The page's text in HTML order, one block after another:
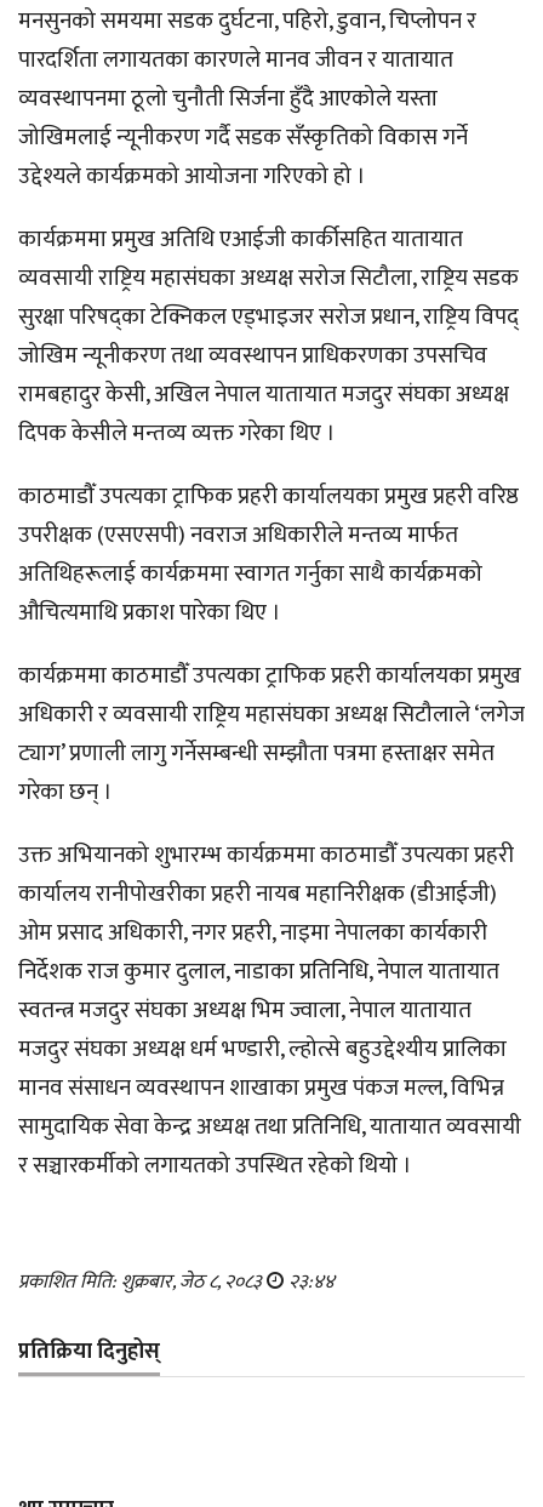
मनसुनको समयमा सडक दुर्घटना, पहिरो, डुवान, चिप्लोपन र
पारदर्शिता लगायतका कारणले मानव जीवन र यातायात
व्यवस्थापनमा ठूलो चुनौती सिर्जना हुँदै आएकोले यस्ता
जोखिमलाई न्यूनीकरण गर्दै सडक सँस्कृतिको विकास गर्ने
उद्देश्यले कार्यक्रमको आयोजना गरिएको हो ।
कार्यक्रममा प्रमुख अतिथि एआईजी कार्कीसहित यातायात
व्यवसायी राष्ट्रिय महासंघका अध्यक्ष सरोज सिटौला, राष्ट्रिय सडक
सुरक्षा परिषद्का टेक्निकल एड्भाइजर सरोज प्रधान, राष्ट्रिय विपद्
जोखिम न्यूनीकरण तथा व्यवस्थापन प्राधिकरणका उपसचिव
रामबहादुर केसी, अखिल नेपाल यातायात मजदुर संघका अध्यक्ष
दिपक केसीले मन्तव्य व्यक्त गरेका थिए ।
काठमाडौँ उपत्यका ट्राफिक प्रहरी कार्यालयका प्रमुख प्रहरी वरिष्ठ
उपरीक्षक (एसएसपी) नवराज अधिकारीले मन्तव्य मार्फत
अतिथिहरूलाई कार्यक्रममा स्वागत गर्नुका साथै कार्यक्रमको
औचित्यमाथि प्रकाश पारेका थिए ।
कार्यक्रममा काठमाडौँ उपत्यका ट्राफिक प्रहरी कार्यालयका प्रमुख
अधिकारी र व्यवसायी राष्ट्रिय महासंघका अध्यक्ष सिटौलाले ‘लगेज
ट्याग’ प्रणाली लागु गर्नेसम्बन्धी सम्झौता पत्रमा हस्ताक्षर समेत
गरेका छन् ।
उक्त अभियानको शुभारम्भ कार्यक्रममा काठमाडौँ उपत्यका प्रहरी
कार्यालय रानीपोखरीका प्रहरी नायब महानिरीक्षक (डीआईजी)
ओम प्रसाद अधिकारी, नगर प्रहरी, नाइमा नेपालका कार्यकारी
निर्देशक राज कुमार दुलाल, नाडाका प्रतिनिधि, नेपाल यातायात
स्वतन्त्र मजदुर संघका अध्यक्ष भिम ज्वाला, नेपाल यातायात
मजदुर संघका अध्यक्ष धर्म भण्डारी, ल्होत्से बहुउद्देश्यीय प्रालिका
मानव संसाधन व्यवस्थापन शाखाका प्रमुख पंकज मल्ल, विभिन्न
सामुदायिक सेवा केन्द्र अध्यक्ष तथा प्रतिनिधि, यातायात व्यवसायी
र सञ्चारकर्मीको लगायतको उपस्थित रहेको थियो ।
प्रकाशित मिति: शुक्रबार, जेठ ८, २०८३ २३:४४
प्रतिक्रिया दिनुहोस्